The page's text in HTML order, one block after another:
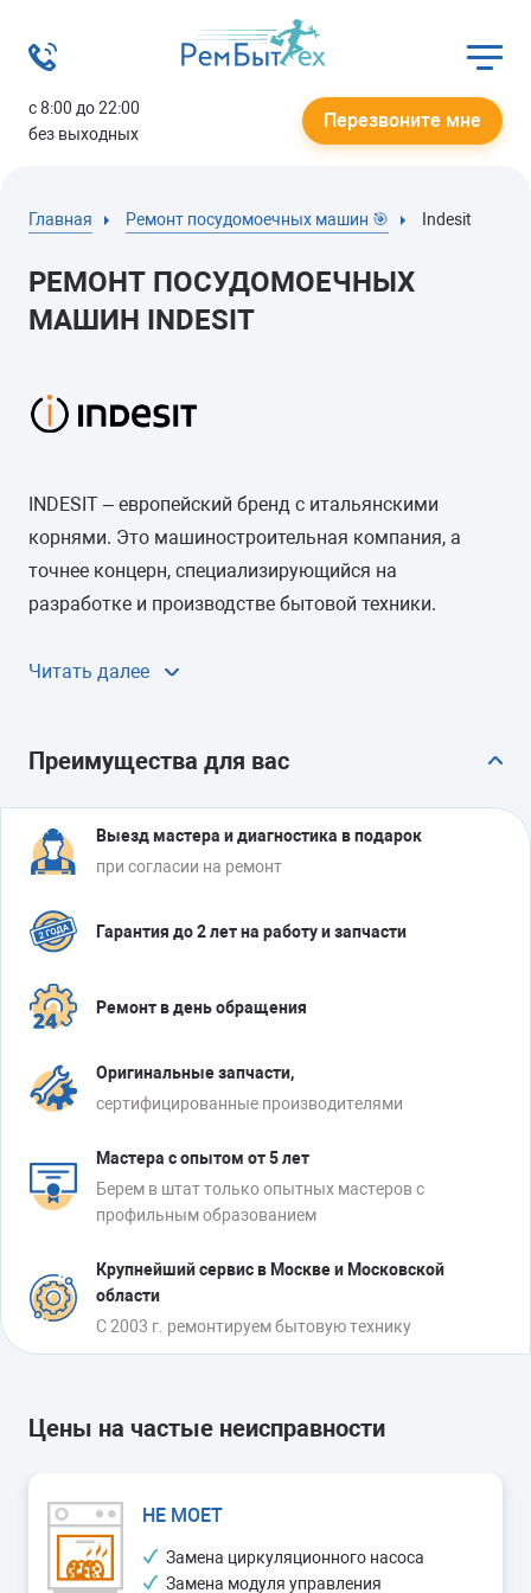
с 8:00 до 22:00
без выходных
Перезвоните мне
Главная Ремонт посудомоечных машин 🎯 Indesit
РЕМОНТ ПОСУДОМОЕЧНЫХ
МАШИН INDESIT
INDESIT – европейский бренд с итальянскими
корнями. Это машиностроительная компания, а
точнее концерн, специализирующийся на
разработке и производстве бытовой техники.
в разных странах, но штаб-квартира по-прежнему
присутствуют во всех изделиях этого бренда.
следуют принципу Аристиде Мерлони, основателя
либо промышленной инициативы не будет иметь
ценности, если он не сопровождается вкладом в
социальный прогресс». Indesit Company является
участником Глобального договора ООН, который
области прав человека, условий труда, охраны
окружающей среды и борьбы с коррупцией.
Какие плоды дает такой подход конечным
потребителям? Красивая, удобная бытовая техника
и воды. В целом надежная. Но иногда, конечно,
требуется починка – в том числе посудомоечным
машинкам INDESIT, которым нелегко приходится в
частые поломки:
протечкам;
Перегорание ТЭН, из-за которого вода
Читать далее
Преимущества для вас
Выезд мастера и диагностика в подарок
при согласии на ремонт
Гарантия до 2 лет на работу и запчасти
Ремонт в день обращения
Оригинальные запчасти,
сертифицированные производителями
Мастера с опытом от 5 лет
Берем в штат только опытных мастеров с
профильным образованием
Крупнейший сервис в Москве и Московской
области
С 2003 г. ремонтируем бытовую технику
Цены на частые неисправности
НЕ МОЕТ
Замена циркуляционного насоса
Замена модуля управления